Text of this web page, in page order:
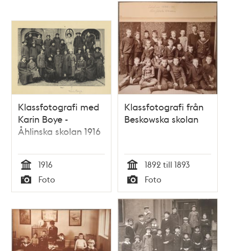
Klassfotografi med
Karin Boye -
Åhlinska skolan 1916
Tid
1916
Typ
Foto
Klassfotografi från
Beskowska skolan
Tid
1892 till 1893
Typ
Foto